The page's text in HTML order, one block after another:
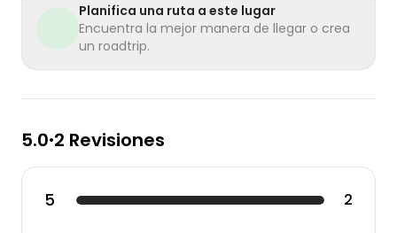
Planifica una ruta a este lugar
Encuentra la mejor manera de llegar o crea
un roadtrip.
5.0•2 Revisiones
5 2